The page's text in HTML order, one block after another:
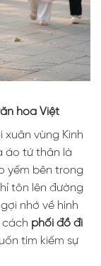
hóa Việt
vùng Kinh
áo tứ thân là
yếm bên trong
tôn lên đường
nhớ về hình
cách phối đồ đi
tìm kiếm sự